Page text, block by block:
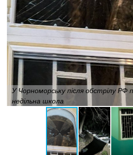
У Чорноморську після обстрілу
недільна школа